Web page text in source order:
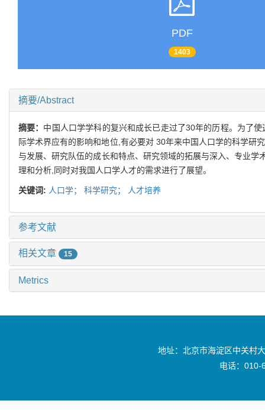
PDF
1403
摘要/Abstract
摘要： 中国人口学学科的复兴和成长已走过了30年的历程。为了
际学术界应有的影响和地位,有必要对 30年来中国人口学的科学研
与发展、研究队伍的成长和特点、研究领域的拓展与深入、专业
理和分析,同时对我国人口学人才的需求进行了展望。
关键词: 人口学； 科学研究； 人才培养
参考文献
相关文章 15
Metrics
地址：北京市海淀区中关村
电话：